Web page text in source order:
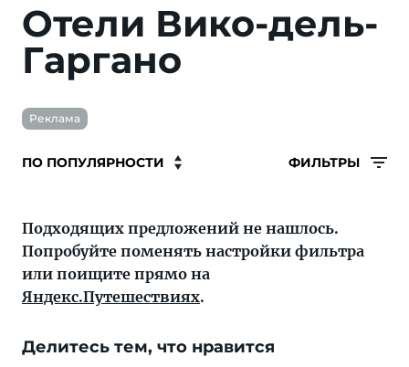
Отели Вико-дель-
Гаргано
Реклама
ФИЛЬТРЫ
Подходящих предложений не нашлось.
Попробуйте поменять настройки фильтра
или поищите прямо на
Яндекс.Путешествиях.
Делитесь тем, что нравится